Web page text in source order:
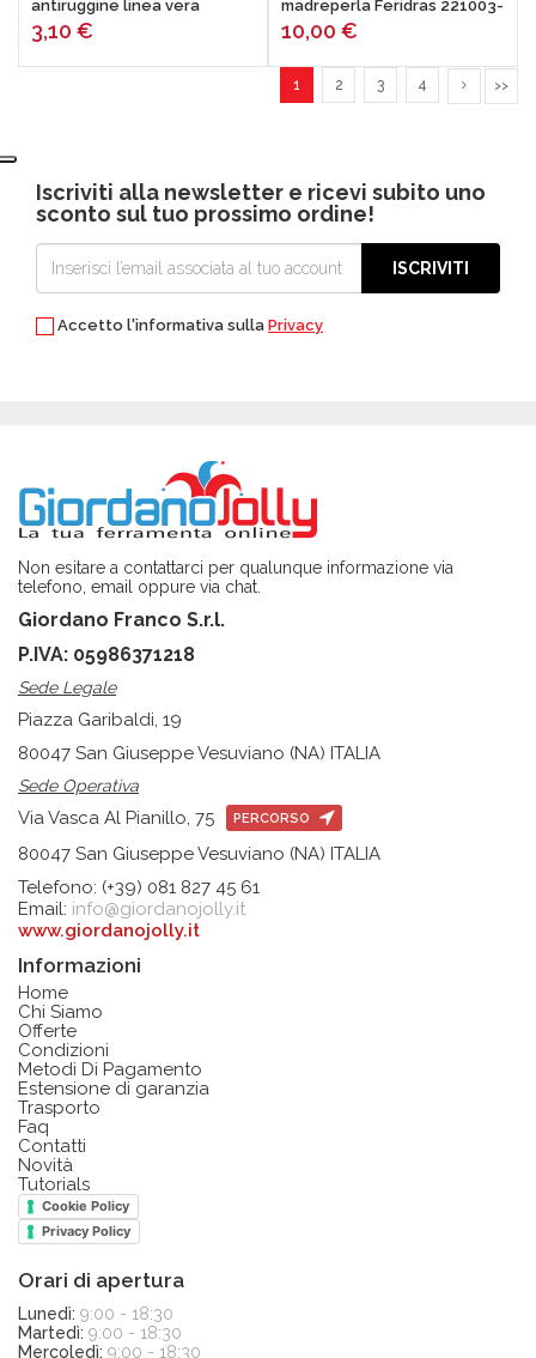
antiruggine linea vera
Feridras 607001
3,10 €
madreperla Feridras 221003-
b
10,00 €
1 2 3 4 >>
Iscriviti alla newsletter e ricevi subito uno
sconto sul tuo prossimo ordine!
ISCRIVITI
Accetto l'informativa sulla Privacy
Non esitare a contattarci per qualunque informazione via
telefono, email oppure via chat.
Giordano Franco S.r.l.
P.IVA: 05986371218
Sede Legale
Piazza Garibaldi, 19
80047 San Giuseppe Vesuviano (NA) ITALIA
Sede Operativa
Via Vasca Al Pianillo, 75 PERCORSO
80047 San Giuseppe Vesuviano (NA) ITALIA
Telefono: (+39) 081 827 45 61
Email: info@giordanojolly.it
www.giordanojolly.it
Informazioni
Home
Chi Siamo
Offerte
Condizioni
Metodi Di Pagamento
Estensione di garanzia
Trasporto
Faq
Contatti
Novità
Tutorials
Cookie Policy
Privacy Policy
Orari di apertura
Lunedì: 9:00 - 18:30
Martedì: 9:00 - 18:30
Mercoledì: 9:00 - 18:30